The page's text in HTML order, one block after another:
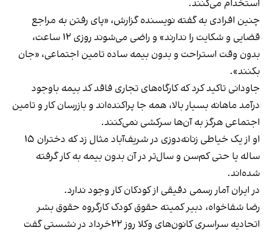
استخدام می‌کنند.
چنین افرادی به گفته نویسنده گزارش، «پای رفتن به مراجع
قضایی و شکایت را ندارند» و راضی می‌شوند روزی ۱۲ ساعت،
بدون وقت استراحت و بدون بیمه ساده تامین اجتماعی، «جان
بکنند».
جاودانی تاکید کرد که کارگاه‌های تجاری فاقد کد بیمه باوجود
درآمد ماهانه بسیار بالا، همه جا پراکنده‌اند و بازرسان کار و تامین
اجتماعی هرگز به آن‌ها سرکشی نمی‌کنند.
او از یک خیاطی زنانه‌دوزی در شریف‌آباد مثال زد که دختران ۱۵
ساله یا حتی کم‌سن و سال‌تر در آن بدون بیمه به کار گرفته
شده‌اند.
در ایران آمار رسمی دقیقی از کودکان کار وجود ندارد.
رضا شفاخواه، دبیر کمیته حقوق کودک کارگروه حقوق بشر
اتحادیه سراسری کانون‌های وکلا روز ۲۲خرداد در نشستی گفت